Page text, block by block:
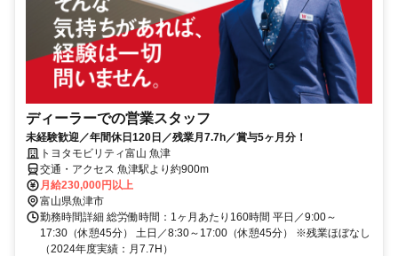
ディーラーでの営業スタッフ
未経験歓迎／年間休日120日／残業月7.7h／賞与5ヶ月分！
トヨタモビリティ富山 魚津
交通・アクセス 魚津駅より約900m
月給230,000円以上
富山県魚津市
勤務時間詳細 総労働時間：1ヶ月あたり160時間 平日／9:00～
17:30（休憩45分） 土日／8:30～17:00（休憩45分） ※残業ほぼなし
（2024年度実績：月7.7H）